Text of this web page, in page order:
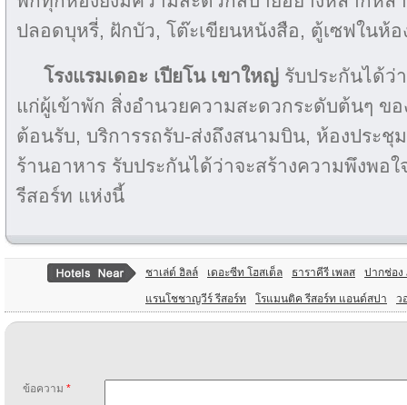
ปลอดบุหรี่, ฝักบัว, โต๊ะเขียนหนังสือ, ตู้เซฟในห้อ
โรงแรมเดอะ เปียโน เขาใหญ่ รับประกันได้ว่
แก่ผู้เข้าพัก สิ่งอำนวยความสะดวกระดับต้นๆ ข
ต้อนรับ, บริการรถรับ-ส่งถึงสนามบิน, ห้องประชุ
ร้านอาหาร รับประกันได้ว่าจะสร้างความพึงพอใ
รีสอร์ท แห่งนี้
ชาเล่ต์ ฮิลล์ เดอะซีท โฮสเต็ล ธาราคีรี เพลส ปากช่อง
แรนโชชาญวีร์ รีสอร์ท โรแมนติค รีสอร์ท แอนด์สปา ว
ข้อความ *